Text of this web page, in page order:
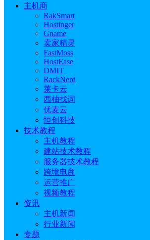
主机商
RakSmart
Hostinger
Gname
卖家精灵
FastMoss
HostEase
DMIT
RackNerd
莱卡云
西柚找词
优麦云
恒创科技
技术教程
主机教程
建站技术教程
服务器技术教程
跨境电商
运营推广
视频教程
资讯
主机新闻
行业新闻
专题
NebulaGraph是一款热门的分布式图
量、低延时的读写能力，提擅长处理千
数据集，并保持毫秒级查询延时。本文
马逊云服务器Amazon EC2上快速部署
通过示例场景完成图数据的生成与分析。
文章目录
一、准备工作
二、Amazon EC2部署NebulaGraph
三、图数据生成：创建图空间与
四、性能与扩展建议